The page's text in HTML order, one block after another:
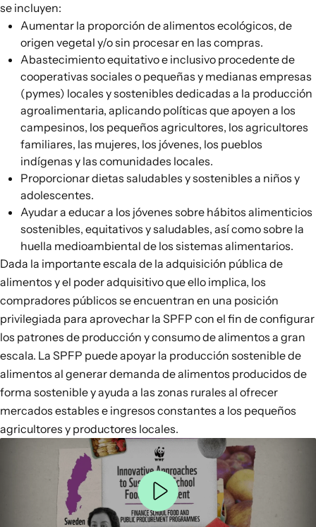
se incluyen:
Aumentar la proporción de alimentos ecológicos, de
origen vegetal y/o sin procesar en las compras.
Abastecimiento equitativo e inclusivo procedente de
cooperativas sociales o pequeñas y medianas empresas
(pymes) locales y sostenibles dedicadas a la producción
agroalimentaria, aplicando políticas que apoyen a los
campesinos, los pequeños agricultores, los agricultores
familiares, las mujeres, los jóvenes, los pueblos
indígenas y las comunidades locales.
Proporcionar dietas saludables y sostenibles a niños y
adolescentes.
Ayudar a educar a los jóvenes sobre hábitos alimenticios
sostenibles, equitativos y saludables, así como sobre la
huella medioambiental de los sistemas alimentarios.
Dada la importante escala de la adquisición pública de
alimentos y el poder adquisitivo que ello implica, los
compradores públicos se encuentran en una posición
privilegiada para aprovechar la SPFP con el fin de configurar
los patrones de producción y consumo de alimentos a gran
escala. La SPFP puede apoyar la producción sostenible de
alimentos al generar demanda de alimentos producidos de
forma sostenible y ayuda a las zonas rurales al ofrecer
mercados estables e ingresos constantes a los pequeños
agricultores y productores locales.